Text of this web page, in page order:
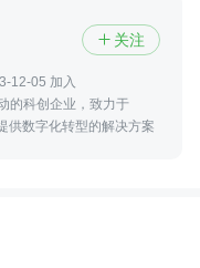
 关注
12-05 加入
的科创企业，致力于
供数字化转型的解决方案